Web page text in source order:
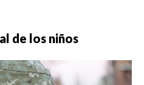
de los niños